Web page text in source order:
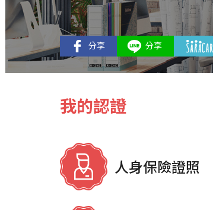
我的認證
人身保險證照